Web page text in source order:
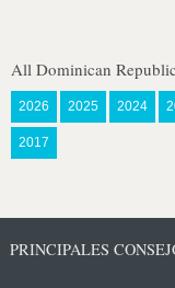
All Dominican
2026 2025 2024
2017
PRINCIPALES